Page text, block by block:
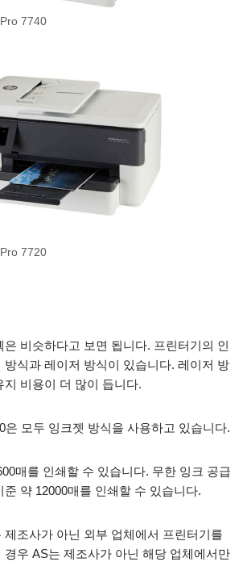
7740
7720
은 비슷하다고 보면 됩니다. 프린터기의 인
방식과 레이저 방식이 있습니다. 레이저 방
지 비용이 더 많이 듭니다.
은 모두 잉크젯 방식을 사용하고 있습니다.
매를 인쇄할 수 있습니다. 무한 잉크 공급
준 약 12000매를 인쇄할 수 있습니다.
제조사가 아닌 외부 업체에서 프린터기를
경우 AS는 제조사가 아닌 해당 업체에서만